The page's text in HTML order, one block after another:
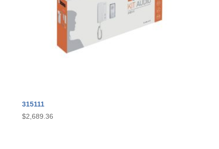
315111
$2,689.36